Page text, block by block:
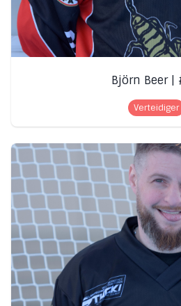
Björn Beer |
Verteidiger